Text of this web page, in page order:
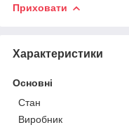
Приховати
Характеристики
Основні
Стан
Виробник